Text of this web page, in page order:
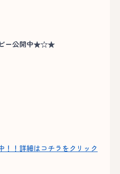
ー公開中★☆★
！詳細はコチラをクリック